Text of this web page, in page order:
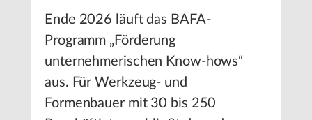
Ende 2026 läuft das BAFA-
Programm „Förderung
unternehmerischen Know-hows“
aus. Für Werkzeug- und
Formenbauer mit 30 bis 250